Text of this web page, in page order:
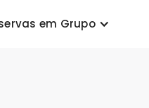
em Grupo